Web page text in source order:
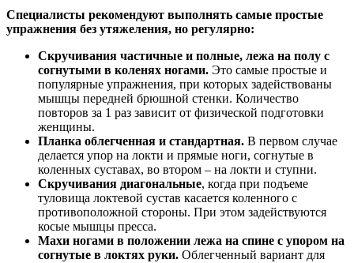
Специалисты рекомендуют выполнять самые простые
упражнения без утяжеления, но регулярно:
Скручивания частичные и полные, лежа на полу с
согнутыми в коленях ногами. Это самые простые и
популярные упражнения, при которых задействованы
мышцы передней брюшной стенки. Количество
повторов за 1 раз зависит от физической подготовки
женщины.
Планка облегченная и стандартная. В первом случае
делается упор на локти и прямые ноги, согнутые в
коленных суставах, во втором – на локти и ступни.
Скручивания диагональные, когда при подъеме
туловища локтевой сустав касается коленного с
противоположной стороны. При этом задействуются
косые мышцы пресса.
Махи ногами в положении лежа на спине с упором на
согнутые в локтях руки. Облегченный вариант для